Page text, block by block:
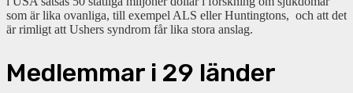
som är lika ovanliga, till exempel ALS eller Huntingtons, och att det
är rimligt att Ushers syndrom får lika stora anslag.
Medlemmar i 29 länder